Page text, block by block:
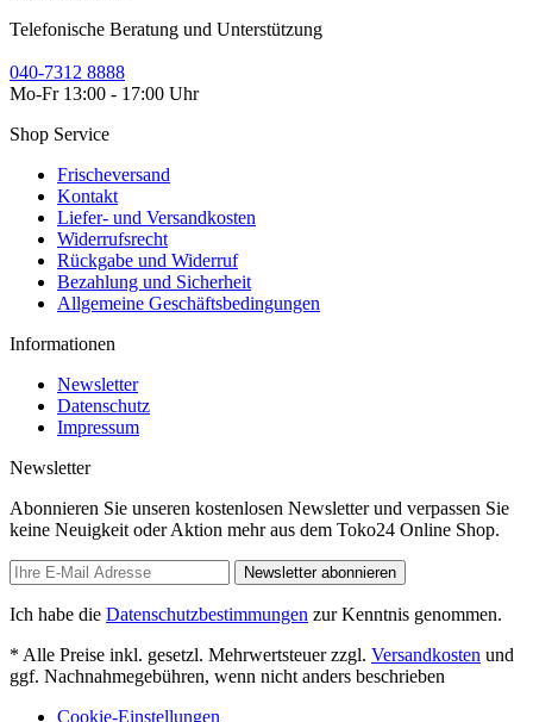
Telefonische Beratung und Unterstützung
040-7312 8888
Mo-Fr 13:00 - 17:00 Uhr
Shop Service
Frischeversand
Kontakt
Liefer- und Versandkosten
Widerrufsrecht
Rückgabe und Widerruf
Bezahlung und Sicherheit
Allgemeine Geschäftsbedingungen
Informationen
Newsletter
Datenschutz
Impressum
Newsletter
Abonnieren Sie unseren kostenlosen Newsletter und verpassen Sie
keine Neuigkeit oder Aktion mehr aus dem Toko24 Online Shop.
Newsletter abonnieren
Ich habe die Datenschutzbestimmungen zur Kenntnis genommen.
* Alle Preise inkl. gesetzl. Mehrwertsteuer zzgl. Versandkosten und
ggf. Nachnahmegebühren, wenn nicht anders beschrieben
Cookie-Einstellungen